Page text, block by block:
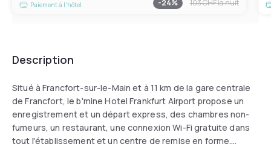
Paiement à l'hôtel
-24% 103 CHFla nuit
Description
Situé à Francfort-sur-le-Main et à 11 km de la gare centrale
de Francfort, le b'mine Hotel Frankfurt Airport propose un
enregistrement et un départ express, des chambres non-
fumeurs, un restaurant, une connexion Wi-Fi gratuite dans
tout l'établissement et un centre de remise en forme.